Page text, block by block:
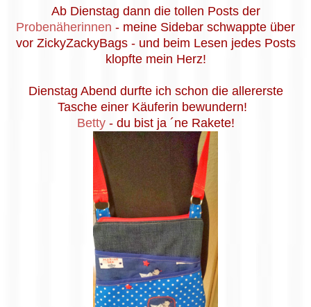
Ab Dienstag dann die tollen Posts der
Probenäherinnen - meine Sidebar schwappte über
vor ZickyZackyBags - und beim Lesen jedes Posts
klopfte mein Herz!
Dienstag Abend durfte ich schon die allererste
Tasche einer Käuferin bewundern!
Betty- du bist ja ´ne Rakete!